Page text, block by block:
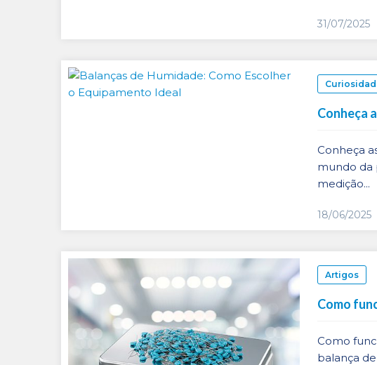
31/07/2025
Conheça
Conheça
mundo da
medição...
18/06/2025
Artigos
Como
Como
balança